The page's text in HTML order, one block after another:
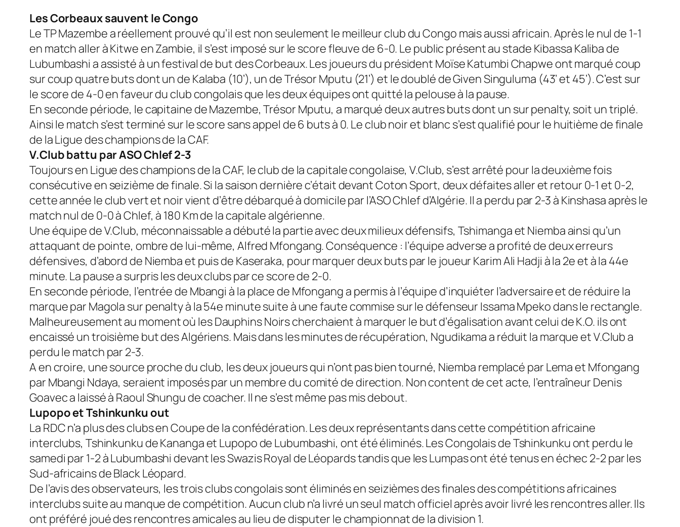
Les Corbeaux sauvent le Congo
Le TP Mazembe a réellement prouvé qu’il est non seulement le meilleur club du Congo mais aussi africain. Après le nul de 1-1
en match aller à Kitwe en Zambie, il s’est imposé sur le score fleuve de 6-0. Le public présent au stade Kibassa Kaliba de
Lubumbashi a assisté à un festival de but des Corbeaux. Les joueurs du président Moïse Katumbi Chapwe ont marqué coup
sur coup quatre buts dont un de Kalaba (10’), un de Trésor Mputu (21’) et le doublé de Given Singuluma (43’ et 45’). C’est sur
le score de 4-0 en faveur du club congolais que les deux équipes ont quitté la pelouse à la pause.
En seconde période, le capitaine de Mazembe, Trésor Mputu, a marqué deux autres buts dont un sur penalty, soit un triplé.
Ainsi le match s’est terminé sur le score sans appel de 6 buts à 0. Le club noir et blanc s’est qualifié pour le huitième de finale
de la Ligue des champions de la CAF.
V.Club battu par ASO Chlef 2-3
Toujours en Ligue des champions de la CAF, le club de la capitale congolaise, V.Club, s’est arrêté pour la deuxième fois
consécutive en seizième de finale. Si la saison dernière c’était devant Coton Sport, deux défaites aller et retour 0-1 et 0-2,
cette année le club vert et noir vient d’être débarqué à domicile par l’ASO Chlef d’Algérie. Il a perdu par 2-3 à Kinshasa après le
match nul de 0-0 à Chlef, à 180 Km de la capitale algérienne.
Une équipe de V.Club, méconnaissable a débuté la partie avec deux milieux défensifs, Tshimanga et Niemba ainsi qu’un
attaquant de pointe, ombre de lui-même, Alfred Mfongang. Conséquence : l’équipe adverse a profité de deux erreurs
défensives, d’abord de Niemba et puis de Kaseraka, pour marquer deux buts par le joueur Karim Ali Hadji à la 2e et à la 44e
minute. La pause a surpris les deux clubs par ce score de 2-0.
En seconde période, l’entrée de Mbangi à la place de Mfongang a permis à l’équipe d’inquiéter l’adversaire et de réduire la
marque par Magola sur penalty à la 54e minute suite à une faute commise sur le défenseur Issama Mpeko dans le rectangle.
Malheureusement au moment où les Dauphins Noirs cherchaient à marquer le but d’égalisation avant celui de K.O. ils ont
encaissé un troisième but des Algériens. Mais dans les minutes de récupération, Ngudikama a réduit la marque et V.Club a
perdu le match par 2-3.
A en croire, une source proche du club, les deux joueurs qui n’ont pas bien tourné, Niemba remplacé par Lema et Mfongang
par Mbangi Ndaya, seraient imposés par un membre du comité de direction. Non content de cet acte, l’entraîneur Denis
Goavec a laissé à Raoul Shungu de coacher. Il ne s’est même pas mis debout.
Lupopo et Tshinkunku out
La RDC n’a plus des clubs en Coupe de la confédération. Les deux représentants dans cette compétition africaine
interclubs, Tshinkunku de Kananga et Lupopo de Lubumbashi, ont été éliminés. Les Congolais de Tshinkunku ont perdu le
samedi par 1-2 à Lubumbashi devant les Swazis Royal de Léopards tandis que les Lumpas ont été tenus en échec 2-2 par les
Sud-africains de Black Léopard.
De l’avis des observateurs, les trois clubs congolais sont éliminés en seizièmes des finales des compétitions africaines
interclubs suite au manque de compétition. Aucun club n’a livré un seul match officiel après avoir livré les rencontres aller. Ils
ont préféré joué des rencontres amicales au lieu de disputer le championnat de la division 1.